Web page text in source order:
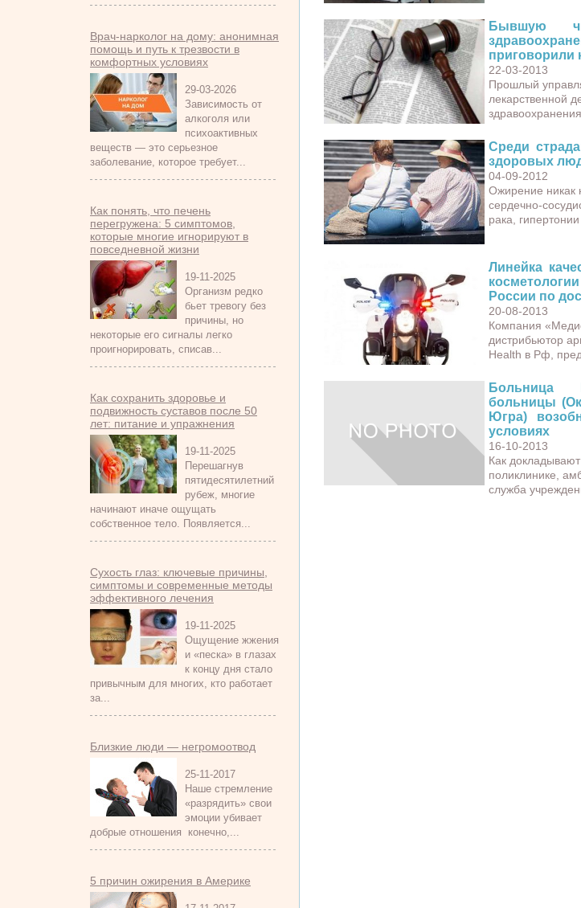
Врач-нарколог на дому: анонимная
помощь и путь к трезвости в
комфортных условиях
29-03-2026
Зависимость от
алкоголя или
психоактивных
веществ — это серьезное
заболевание, которое требует...
Как понять, что печень
перегружена: 5 симптомов,
которые многие игнорируют в
повседневной жизни
19-11-2025
Организм редко
бьет тревогу без
причины, но
некоторые его сигналы легко
проигнорировать, списав...
Как сохранить здоровье и
подвижность суставов после 50
лет: питание и упражнения
19-11-2025
Перешагнув
пятидесятилетний
рубеж, многие
начинают иначе ощущать
собственное тело. Появляется...
Сухость глаз: ключевые причины,
симптомы и современные методы
эффективного лечения
19-11-2025
Ощущение жжения
и «песка» в глазах
к концу дня стало
привычным для многих, кто работает
за...
Близкие люди — негромоотвод
25-11-2017
Наше стремление
«разрядить» свои
эмоции убивает
добрые отношения конечно,...
5 причин ожирения в Америке
Бывшую
приговорили
22-03-2013
Прошлый
лекарственной
Среди
здоровых
04-09-2012
Ожирение никак
сердечно-
рака, гипертонии
Линейка
России по
20-08-2013
Компания
дистрибьютор
Health в Рф,
Больница
больницы
Югра)
условиях
16-10-2013
Как
поликлинике,
служба